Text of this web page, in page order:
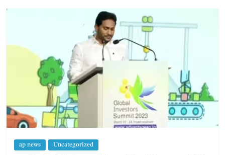
ap news Uncategorized